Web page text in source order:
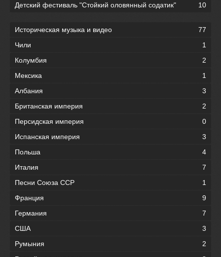
Детский фестиваль "Стойкий оловянный содатик"
10
Историческая музыка и видео
77
Чили
1
Колумбия
2
Мексика
1
Албания
3
Британская империя
2
Персидская империя
0
Испанская империя
3
Польша
4
Италия
7
Песни Союза ССР
1
Франция
9
Германия
7
США
3
Румыния
2